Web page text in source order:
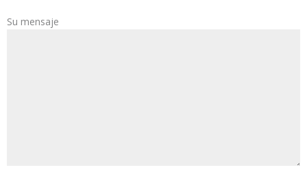
Su mensaje